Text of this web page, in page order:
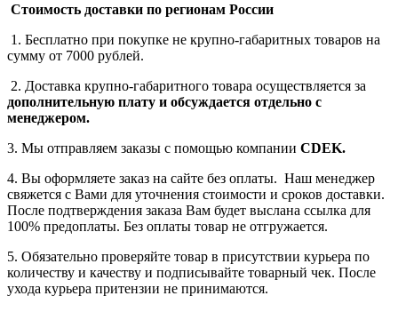
Стоимость доставки по регионам России
1. Бесплатно при покупке не крупно-габаритных товаров на
сумму от 7000 рублей.
2. Доставка крупно-габаритного товара осуществляется за
дополнительную плату и обсуждается отдельно с
менеджером.
3. Мы отправляем заказы с помощью компании СDEK.
4. Вы оформляете заказ на сайте без оплаты. Наш менеджер
свяжется с Вами для уточнения стоимости и сроков доставки.
После подтверждения заказа Вам будет выслана ссылка для
100% предоплаты. Без оплаты товар не отгружается.
5. Обязательно проверяйте товар в присутствии курьера по
количеству и качеству и подписывайте товарный чек. После
ухода курьера притензии не принимаются.